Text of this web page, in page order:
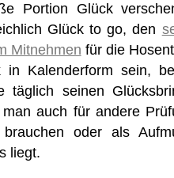
Portion Glück
Glück to go, den
Mitnehmen für die
Kalenderform sein,
täglich seinen
auch für andere
oder als
liegt.